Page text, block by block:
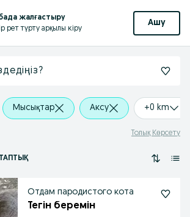
жалғастыру
рет түрту арқылы кіру
Ашу
Мысықтар Аксу +0 km
Толық Көрсету
Отдам пародистого кота
Тегін беремін